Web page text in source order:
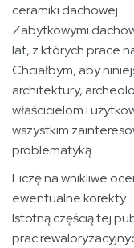
ceramiki dachowej.
Zabytkowymi
lat, z których prace
Chciałbym, aby
architektury,
właścicielom i
wszystkim
Liczę na wnikliwe
ewentualne korekty.
Istotną częścią tej
prac